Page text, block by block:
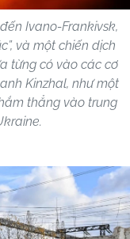
Ivano-Frankivsk,
và một chiến dịch
từng có vào các cơ
Kinzhal, như một
thẳng vào trung